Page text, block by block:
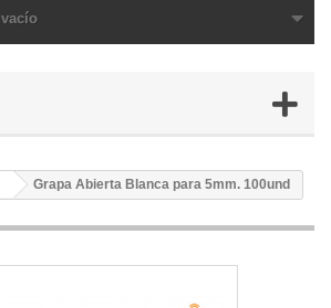
vacío
Grapa Abierta Blanca para 5mm. 100und